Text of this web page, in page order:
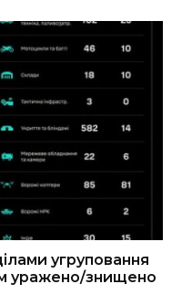
угруповання
уражено/знищено